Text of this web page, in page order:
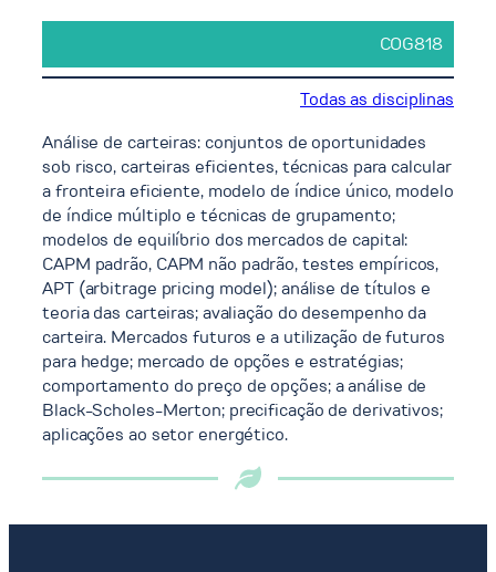
COG818
Todas as disciplinas
Análise de carteiras: conjuntos de oportunidades
sob risco, carteiras eficientes, técnicas para calcular
a fronteira eficiente, modelo de índice único, modelo
de índice múltiplo e técnicas de grupamento;
modelos de equilíbrio dos mercados de capital:
CAPM padrão, CAPM não padrão, testes empíricos,
APT (arbitrage pricing model); análise de títulos e
teoria das carteiras; avaliação do desempenho da
carteira. Mercados futuros e a utilização de futuros
para hedge; mercado de opções e estratégias;
comportamento do preço de opções; a análise de
Black-Scholes-Merton; precificação de derivativos;
aplicações ao setor energético.